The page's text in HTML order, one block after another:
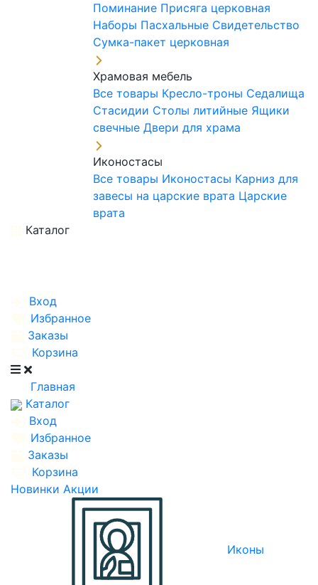
Поминание Присяга церковная
Наборы Пасхальные Свидетельство
Сумка-пакет церковная
Храмовая мебель
Все товары Кресло-троны Седалища
Стасидии Столы литийные Ящики
свечные Двери для храма
Иконостасы
Все товары Иконостасы Карниз для
завесы на царские врата Царские
врата
Каталог
Вход
Избранное
Заказы
Корзина
Главная
Каталог
Вход
Избранное
Заказы
Корзина
Новинки Акции
Иконы